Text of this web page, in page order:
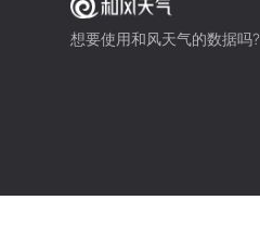
想要使用和风天气的数据吗?